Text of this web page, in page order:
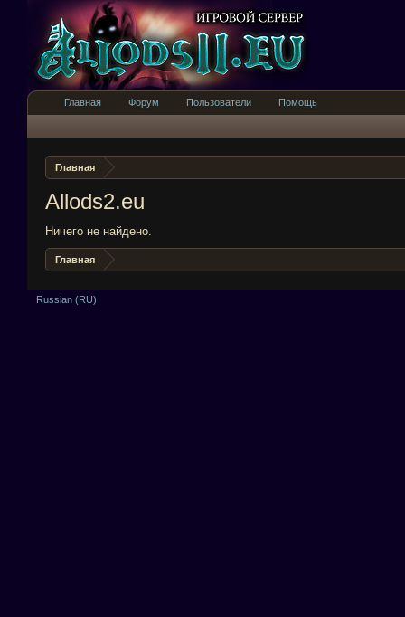
Главная
Allods2.eu
Ничего не найдено.
Главная
Главная Форум Пользователи Помощь
Russian (RU)